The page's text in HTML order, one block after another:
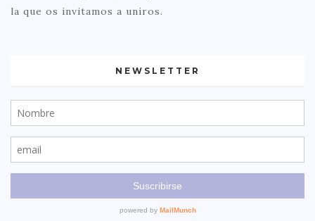
la que os invitamos a uniros.
NEWSLETTER